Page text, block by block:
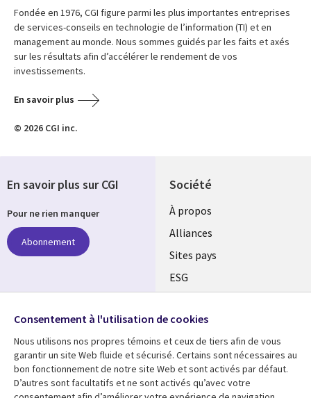
Fondée en 1976, CGI figure parmi les plus importantes entreprises
de services-conseils en technologie de l’information (TI) et en
management au monde. Nous sommes guidés par les faits et axés
sur les résultats afin d’accélérer le rendement de vos
investissements.
En savoir plus
© 2026 CGI inc.
Société
À propos
Alliances
Sites pays
ESG
Fusions
Salle de presse
En savoir plus sur CGI
Pour ne rien manquer
Abonnement
Suivez-nous
Social
Media
Global
FR
Consentement à l'utilisation de cookies
Nous utilisons nos propres témoins et ceux de tiers afin de vous
garantir un site Web fluide et sécurisé. Certains sont nécessaires au
bon fonctionnement de notre site Web et sont activés par défaut.
D’autres sont facultatifs et ne sont activés qu’avec votre